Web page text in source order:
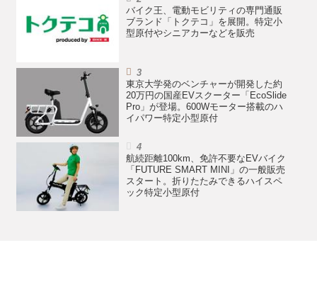
バイク王、電動モビリティの専門通販
ブランド「トクテコ」を展開。特定小
型原付やシニアカーなどを販売
東京大学発のベンチャーが開発した約
20万円の国産EVスクーター「EcoSlide
Pro」が登場。600Wモーター搭載のハ
イパワー特定小型原付
航続距離100km、免許不要なEVバイク
「FUTURE SMART MINI」の一般販売
スタート。折りたたみできるハイスペ
ック特定小型原付